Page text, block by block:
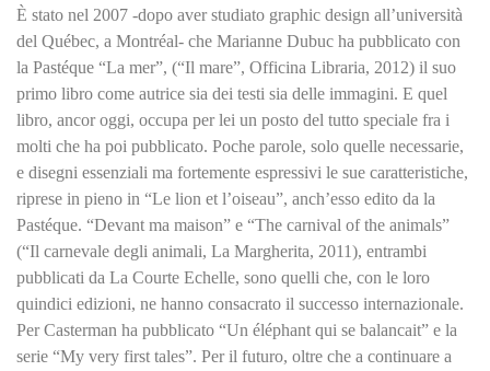
È stato nel 2007 -dopo aver studiato graphic design all’università
del Québec, a Montréal- che Marianne Dubuc ha pubblicato con
la Pastéque “La mer”, (“Il mare”, Officina Libraria, 2012) il suo
primo libro come autrice sia dei testi sia delle immagini. E quel
libro, ancor oggi, occupa per lei un posto del tutto speciale fra i
molti che ha poi pubblicato. Poche parole, solo quelle necessarie,
e disegni essenziali ma fortemente espressivi le sue caratteristiche,
riprese in pieno in “Le lion et l’oiseau”, anch’esso edito da la
Pastéque. “Devant ma maison” e “The carnival of the animals”
(“Il carnevale degli animali, La Margherita, 2011), entrambi
pubblicati da La Courte Echelle, sono quelli che, con le loro
quindici edizioni, ne hanno consacrato il successo internazionale.
Per Casterman ha pubblicato “Un éléphant qui se balancait” e la
serie “My very first tales”. Per il futuro, oltre che a continuare a